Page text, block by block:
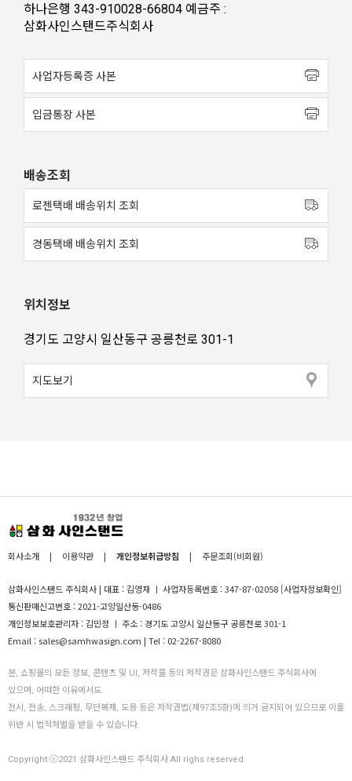
하나은행 343-910028-66804 예금주 :
삼화사인스탠드주식회사
사업자등록증 사본
입금통장 사본
배송조회
로젠택배 배송위치 조회
경동택배 배송위치 조회
위치정보
경기도 고양시 일산동구 공릉천로 301-1
지도보기
회사소개 | 이용약관 | 개인정보취급방침 | 주문조회(비회원)
삼화사인스탠드 주식회사 | 대표 : 김영재 ㅣ 사업자등록번호 : 347-87-02058 [사업자정보확인]
통신판매신고번호 : 2021-고양일산동-0486
개인정보보호관리자 : 김민정 ㅣ 주소 : 경기도 고양시 일산동구 공릉천로 301-1
Email : sales@samhwasign.com | Tel : 02-2267-8080
본, 쇼핑몰의 모든 정보, 콘텐츠 및 UI, 저작물 등의 저작권은 삼화사인스탠드 주식회사에
있으며, 어떠한 이유에서도
전시, 전송, 스크래핑, 무단복제, 도용 등은 저작권법(제97조5항)에 의거 금지되어 있으므로 이를
위반 시 법적처벌을 받을 수 있습니다.
Copyright ⓒ2021 삼화사인스탠드 주식회사 All righs reserved.